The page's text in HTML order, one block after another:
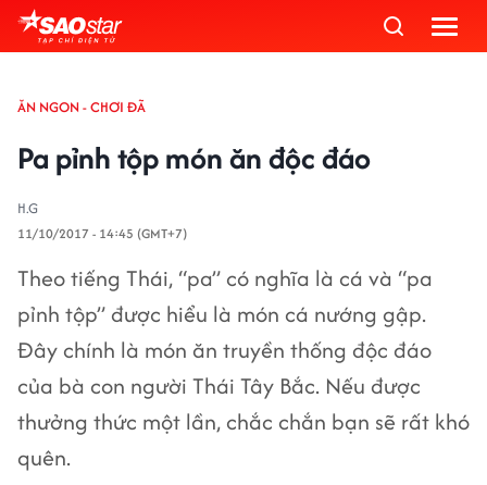
ĂN NGON - CHƠI ĐÃ
Pa pỉnh tộp món ăn độc đáo
H.G
11/10/2017 - 14:45 (GMT+7)
Theo tiếng Thái, “pa” có nghĩa là cá và “pa
pỉnh tộp” được hiểu là món cá nướng gập.
Đây chính là món ăn truyền thống độc đáo
của bà con người Thái Tây Bắc. Nếu được
thưởng thức một lần, chắc chắn bạn sẽ rất khó
quên.